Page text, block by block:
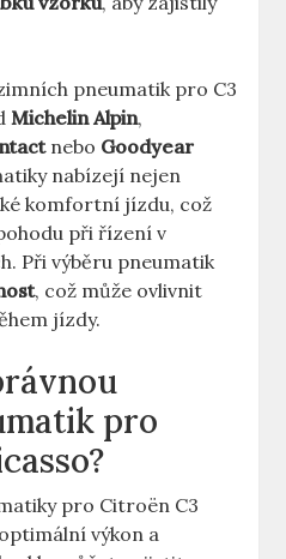
pneumatik pro C3
Michelin Alpin,
nebo Goodyear
nabízejí nejen
komfortní jízdu, což
při řízení v
Při výběru pneumatik
, což může ovlivnit
jízdy.
pro
pro Citroën C3
výkon a